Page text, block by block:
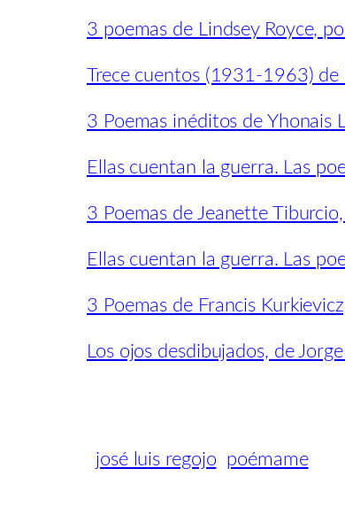
3 poemas de Lindsey Royce,
Trece cuentos (1931-1963) de
3 Poemas inéditos de Yhonais
Ellas cuentan la guerra. Las
3 Poemas de Jeanette
Ellas cuentan la guerra. Las
3 Poemas de Francis
Los ojos desdibujados, de
josé luis regojo poémame